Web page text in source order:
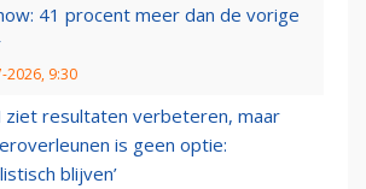
41 procent meer dan de vorige
2026, 9:30
ziet resultaten verbeteren, maar
is geen optie:
blijven’